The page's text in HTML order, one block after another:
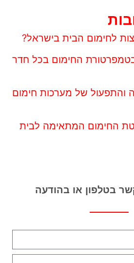
לחימום הבית בישראל?
בטמפרטורת החימום בכל חדר
והתפעול של מערכות חימום
החימום המתאימה לבית
בטלפון או בהודעה